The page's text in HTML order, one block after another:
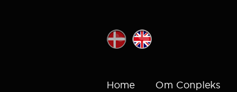
Home Om Conpleks